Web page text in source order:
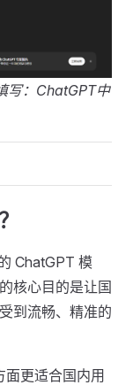
写：ChatGPT中
ChatGPT 模
核心目的是让国
到流畅、精准的
面更适合国内用